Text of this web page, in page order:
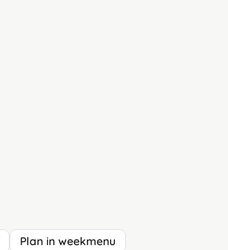
Plan in weekmenu